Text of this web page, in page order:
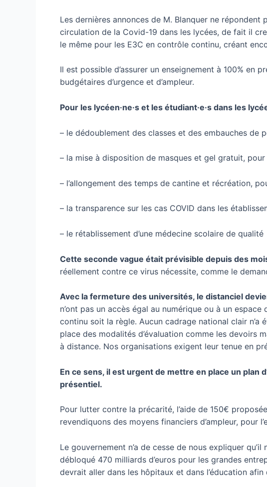
Les dernières annonces de M. Blanquer ne
circulation de la Covid-19 dans les lycées, de fait il
le même pour les E3C en contrôle continu, créant
Il est possible d’assurer un enseignement à 100% en
budgétaires d’urgence et d’ampleur.
Pour les lycéen·ne·s et les étudiant·e·s dans les
– le dédoublement des classes et des embauches
– la mise à disposition de masques et gel gratuit, pour
– l’allongement des temps de cantine et récréation,
– la transparence sur les cas COVID dans les
– le rétablissement d’une médecine scolaire de qualité
Cette seconde vague était prévisible depuis des
réellement contre ce virus nécessite, comme le
Avec la fermeture des universités, le distanciel
n’ont pas un accès égal au numérique ou à un
continu soit la règle. Aucun cadrage national clair
place des modalités d’évaluation comme les devoirs
à distance. Nos organisations exigent leur tenue en
En ce sens, il est urgent de mettre en place un plan
présentiel.
Pour lutter contre la précarité, l’aide de 150€
revendiquons des moyens financiers d’ampleur, pour
Le gouvernement n’a de cesse de nous expliquer
débloqué 470 milliards d’euros pour les grandes
devrait aller dans les hôpitaux et dans l’éducation